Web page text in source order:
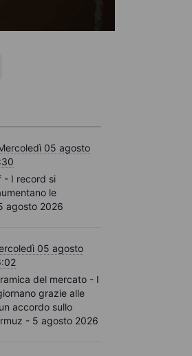
05 agosto
- I record si
le
agosto 2026
05 agosto
del mercato - I
grazie alle
accordo sullo
- 5 agosto 2026